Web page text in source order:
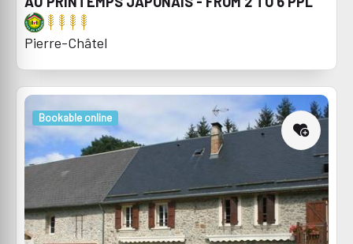
Pierre-Châtel
Bookable online